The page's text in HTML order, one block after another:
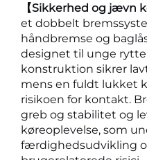
【Sikkerhed og jævn
et dobbelt
håndbremse og
designet til unge
konstruktion sikrer
mens en fuldt lukket
risikoen for kontakt.
greb og stabilitet og
køreoplevelse, som
færdighedsudvikling